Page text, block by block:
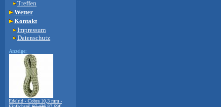
Treffen
Wetter
Kontakt
Impressum
Datenschutz
Anzeige:
Edelrid - Cobra 10,3 mm -